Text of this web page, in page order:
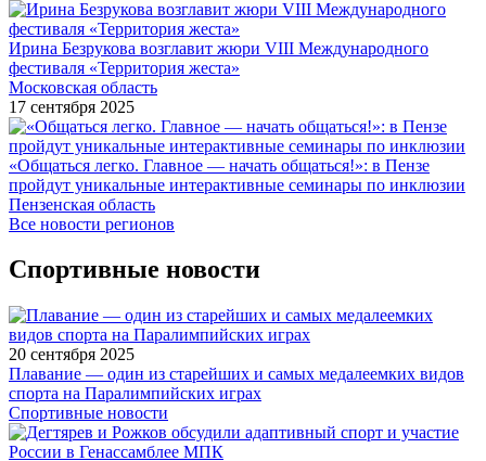
Ирина Безрукова возглавит жюри VIII Международного
фестиваля «Территория жеста»
Московская область
17 сентября 2025
«Общаться легко. Главное — начать общаться!»: в Пензе
пройдут уникальные интерактивные семинары по инклюзии
Пензенская область
Все новости регионов
Спортивные новости
20 сентября 2025
Плавание — один из старейших и самых медалеемких видов
спорта на Паралимпийских играх
Спортивные новости